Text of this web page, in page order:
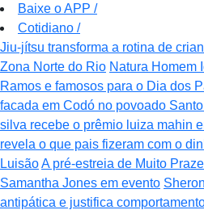
Baixe o APP /
Cotidiano /
Jiu-jítsu transforma a rotina de
Zona Norte do Rio Natura Homem
Ramos e famosos para o Dia dos
facada em Codó no povoado
silva recebe o prêmio luiza mahin
revela o que pais fizeram com o
LuisãoA pré-estreia de Muito
Samantha Jones em evento
antipática e justifica